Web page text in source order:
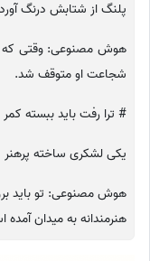
پلنگ از شتابش درنگ آورد
هوش مصنوعی: وقتی که
شجاعت او متوقف شد.
# ترا رفت باید ببسته کمر
یکی لشکری ساخته پرهنر
هوش مصنوعی: تو باید
هنرمندانه به میدان